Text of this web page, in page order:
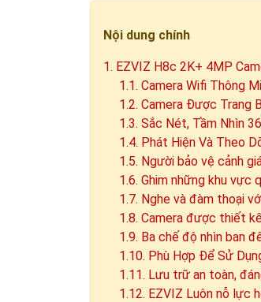
Nội dung chính
1. EZVIZ H8c 2K+ 4MP
1.1. Camera Wifi Thông
1.2. Camera Được Trang
1.3. Sắc Nét, Tầm Nhìn
1.4. Phát Hiện Và Theo
1.5. Người bảo vệ cảnh
1.6. Ghim những khu vực
1.7. Nghe và đàm thoại
1.8. Camera được thiết
1.9. Ba chế độ nhìn ban
1.10. Phù Hợp Để Sử
1.11. Lưu trữ an toàn,
1.12. EZVIZ Luôn nỗ lực